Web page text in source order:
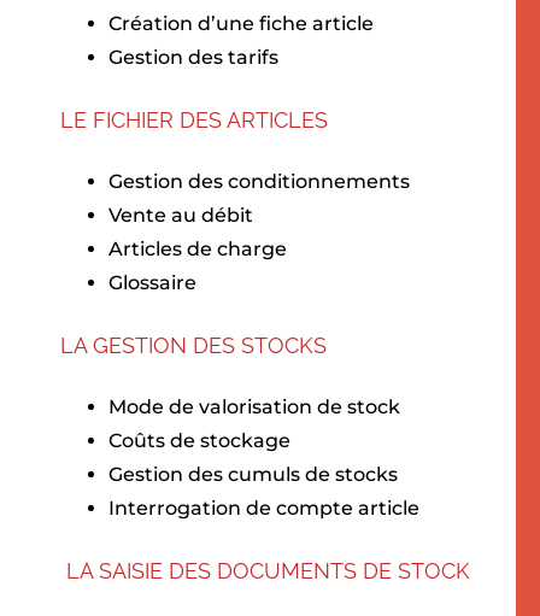
Création d’une fiche article
Gestion des tarifs
LE FICHIER DES ARTICLES
Gestion des conditionnements
Vente au débit
Articles de charge
Glossaire
LA GESTION DES STOCKS
Mode de valorisation de stock
Coûts de stockage
Gestion des cumuls de stocks
Interrogation de compte article
LA SAISIE DES DOCUMENTS DE STOCK